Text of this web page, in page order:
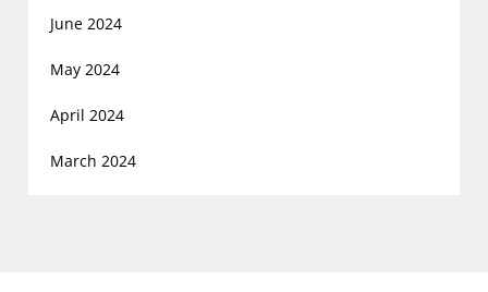
June 2024
May 2024
April 2024
March 2024